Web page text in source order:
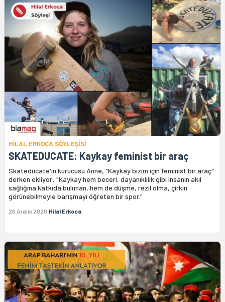
HİLAL ERKOCA SÖYLEŞİSİ
SKATEDUCATE: Kaykay feminist bir araç
Skateducate'in kurucusu Anne, "Kaykay bizim için feminist bir araç"
derken ekliyor: "Kaykay hem beceri, dayanıklılık gibi insanın akıl
sağlığına katkıda bulunan, hem de düşme, rezil olma, çirkin
görünebilmeyle barışmayı öğreten bir spor."
26 Aralık 2020 Hilal Erkoca